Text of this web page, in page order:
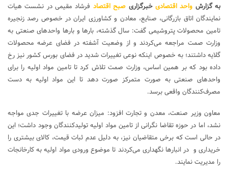
به گزارش واحد اقتصادی خبرگزاری صبح اقتصاد فرشاد مقیمی در نشست هیات
نمایندگان اتاق بازرگانی، صنایع، معادن و کشاورزی ایران در خصوص رصد زنجیره
تامین محصولات پتروشیمی گفت: سال گذشته، بارها و بارها واحدهای صنعتی به
وزارت صمت مراجعه می‌کردند و از وضعیت آشفته در فضای عرضه محصولات
گلایه داشتند؛ به خصوص اینکه نوعی تغییرات شدید در فضای بورس کشور نیز رخ
داده بود که بر همین اساس، وزارت صمت تلاش کرد تا تامین مواد اولیه را برای
واحدهای صنعتی به صورت متمرکز صورت دهد تا این مواد اولیه به دست
مصرف‌کنندگان واقعی برسد.
معاون وزیر صنعت، معدن و تجارت افزود: میزان عرضه با تغییرات جدی مواجه
نشد، اما در حوزه تقاضا نگرانی از تامین مواد اولیه تولیدکنندگان وجود داشت؛ این
در حالی است که برخی متقاضیان نیز، به دلیل عدم ثبات قیمت، کالای بیشتری را
خریداری و در انبارها نگهداری می‌کردند تا موضوع ورودی مواد اولیه به کارخانجات
را مدیریت نمایند.